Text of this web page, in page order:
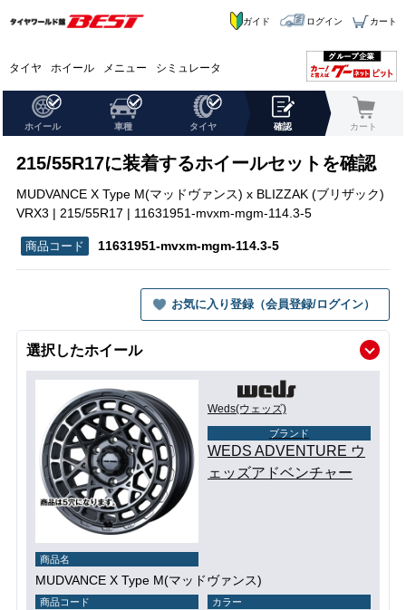
タイヤ ホイール メニュー シミュレータ
ガイド ログイン カート
ホイール 車種 タイヤ 確認 カート
215/55R17に装着するホイールセットを確認
MUDVANCE X Type M(マッドヴァンス) x BLIZZAK (ブリザック)
VRX3 | 215/55R17 | 11631951-mvxm-mgm-114.3-5
11631951-mvxm-mgm-114.3-5
お気に入り登録（会員登録/ログイン）
選択したホイール
Weds(ウェッズ)
ブランド
WEDS ADVENTURE ウ
ェッズアドベンチャー
商品名
MUDVANCE X Type M(マッドヴァンス)
商品コード カラー